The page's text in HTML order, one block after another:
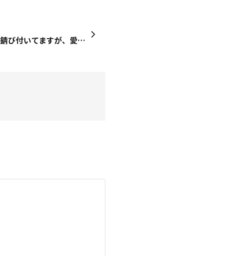
今日は完全オフ下半身錆び付いてますが、愛犬連れてリカバリードライブ🚙💨抱っこもさんぽも私の必須トレーニング🐾2日連続ハンバーグはナイショ🌹